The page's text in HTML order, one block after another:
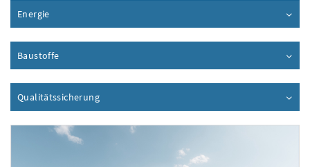
Energie
Baustoffe
QualitätssicherungInhalt aufklappen